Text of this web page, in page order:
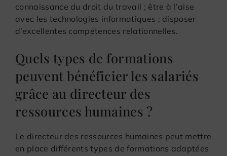
connaissance du droit du travail ; être à l’aise
avec les technologies informatiques ; disposer
d’excellentes compétences relationnelles.
Quels types de formations
peuvent bénéficier les salariés
grâce au directeur des
ressources humaines ?
Le directeur des ressources humaines peut mettre
en place différents types de formations adaptées